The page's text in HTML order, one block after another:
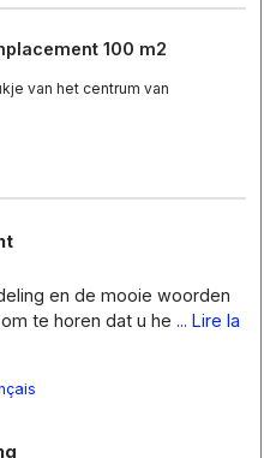
100 m2
van het centrum van
en de mooie woorden
te horen dat u he ... Lire la